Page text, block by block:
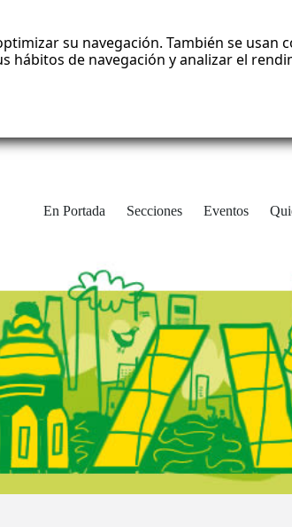
su navegación. También se
hábitos de navegación y analizar el
En Portada Secciones Eventos